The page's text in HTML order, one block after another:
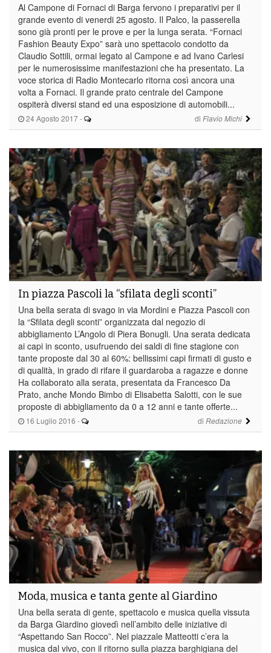
24 Agosto 2017 - di Flavio Michi
Al Campone di Fornaci di Barga fervono i preparativi per il
grande evento di venerdi 25 agosto. Il Palco, la passerella
sono già pronti per le prove e per la lunga serata. “Fornaci
Fashion Beauty Expo” sarà uno spettacolo condotto da
Claudio Sottili, ormai legato al Campone e ad Ivano Carlesi
per le numerosissime manifestazioni che ha presentato. La
voce storica di Radio Montecarlo ritorna così ancora una
volta a Fornaci. Il grande prato centrale del Campone
ospiterà diversi stand ed una esposizione di automobili...
16 Luglio 2016 - di Redazione
In piazza Pascoli la “sfilata degli sconti”
Una bella serata di svago in via Mordini e Piazza Pascoli con
la “Sfilata degli sconti” organizzata dal negozio di
abbigliamento L’Angolo di Piera Bonugli. Una serata dedicata
ai capi in sconto, usufruendo dei saldi di fine stagione con
tante proposte dal 30 al 60%: bellissimi capi firmati di gusto e
di qualità, in grado di rifare il guardaroba a ragazze e donne
Ha collaborato alla serata, presentata da Francesco Da
Prato, anche Mondo Bimbo di Elisabetta Salotti, con le sue
proposte di abbigliamento da 0 a 12 anni e tante offerte...
Moda, musica e tanta gente al Giardino
Una bella serata di gente, spettacolo e musica quella vissuta
da Barga Giardino giovedì nell’ambito delle iniziative di
“Aspettando San Rocco”. Nel piazzale Matteotti c’era la
musica dal vivo, con il ritorno sulla piazza barghigiana del